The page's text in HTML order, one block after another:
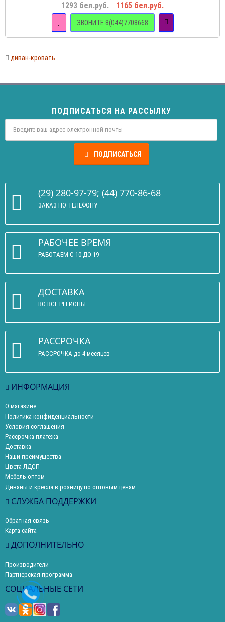
1293 бел.руб. 1165 бел.руб.
ЗВОНИТЕ 8(044)7708668
диван-кровать
ПОДПИСАТЬСЯ НА РАССЫЛКУ
ПОДПИСАТЬСЯ
(29) 280-97-79; (44) 770-86-68
ЗАКАЗ ПО ТЕЛЕФОНУ
РАБОЧЕЕ ВРЕМЯ
РАБОТАЕМ С 10 ДО 19
ДОСТАВКА
ВО ВСЕ РЕГИОНЫ
РАССРОЧКА
РАССРОЧКА до 4 месяцев
ИНФОРМАЦИЯ
О магазине
Политика конфиденциальности
Условия соглашения
Рассрочка платежа
Доставка
Наши преимущества
Цвета ЛДСП
Мебель оптом
Диваны и кресла в розницу по оптовым ценам
СЛУЖБА ПОДДЕРЖКИ
Обратная связь
Карта сайта
ДОПОЛНИТЕЛЬНО
Производители
Партнерская программа
СОЦИАЛЬНЫЕ СЕТИ